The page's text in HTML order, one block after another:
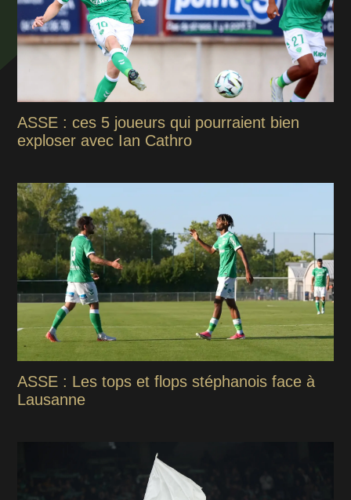
ASSE : ces 5 joueurs qui pourraient bien
exploser avec Ian Cathro
ASSE : Les tops et flops stéphanois face à
Lausanne